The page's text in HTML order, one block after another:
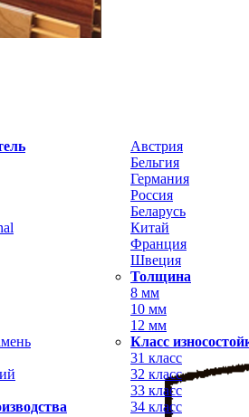
Австрия
Бельгия
Германия
Россия
Беларусь
Китай
Франция
Швеция
Толщина
8 мм
10 мм
12 мм
Класс
31 класс
32 класс
33 класс
34 класс